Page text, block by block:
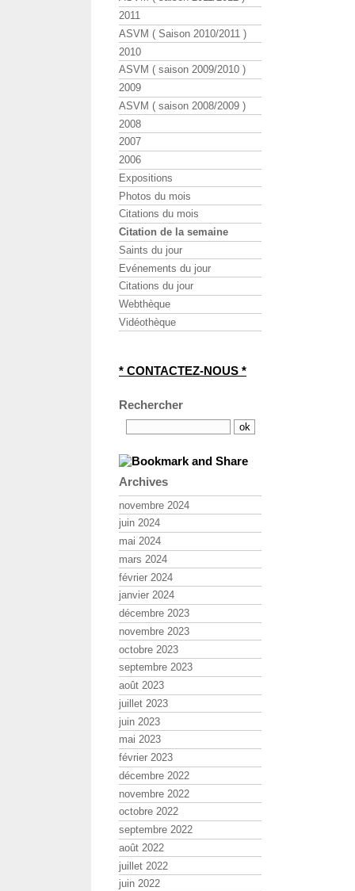
2011
ASVM ( Saison 2010/2011 )
2010
ASVM ( saison 2009/2010 )
2009
ASVM ( saison 2008/2009 )
2008
2007
2006
Expositions
Photos du mois
Citations du mois
Citation de la semaine
Saints du jour
Evénements du jour
Citations du jour
Webthèque
Vidéothèque
* CONTACTEZ-NOUS *
Rechercher
Archives
novembre 2024
juin 2024
mai 2024
mars 2024
février 2024
janvier 2024
décembre 2023
novembre 2023
octobre 2023
septembre 2023
août 2023
juillet 2023
juin 2023
mai 2023
février 2023
décembre 2022
novembre 2022
octobre 2022
septembre 2022
août 2022
juillet 2022
juin 2022